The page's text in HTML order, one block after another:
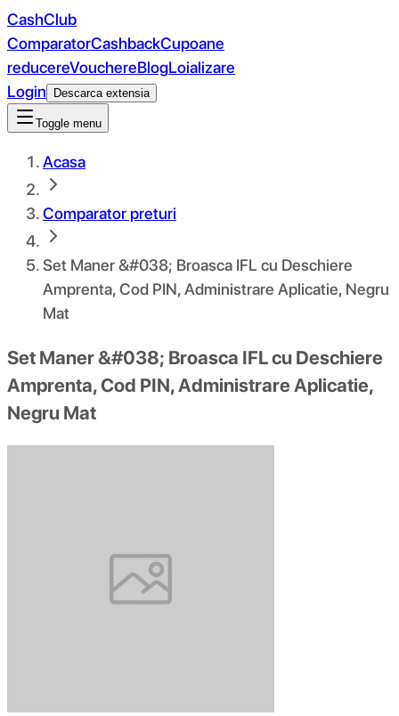
CashClub
ComparatorCashbackCupoane
reducereVouchereBlogLoializare
Login
Descarca extensia
Toggle menu
Acasa
Comparator preturi
Set Maner &#038; Broasca IFL cu Deschiere
Amprenta, Cod PIN, Administrare Aplicatie, Negru
Mat
Set Maner &#038; Broasca IFL cu Deschiere
Amprenta, Cod PIN, Administrare Aplicatie,
Negru Mat